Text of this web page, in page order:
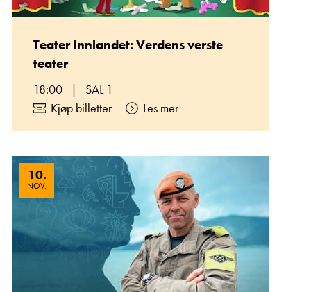
Teater Innlandet: Verdens verste
teater
18:00 |
SAL 1
Kjøp billetter
Les mer
10.
NOV.